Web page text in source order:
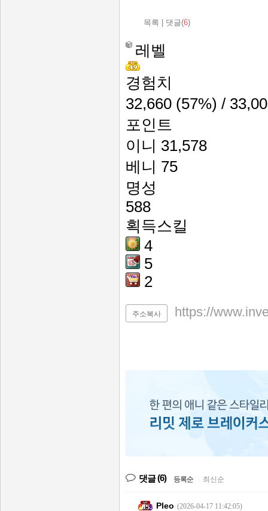
목록 댓글(6)
레벨
경험치
32,660 (57%) /
포인트
이니 31,578
베니 75
명성
588
획득스킬
4
5
2
주소복사 https://
댓글(6) 등록순 최신순
Pleo (2026-04-17 11:42:05)